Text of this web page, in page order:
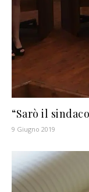
“Sarò il
9 Giugno 2019